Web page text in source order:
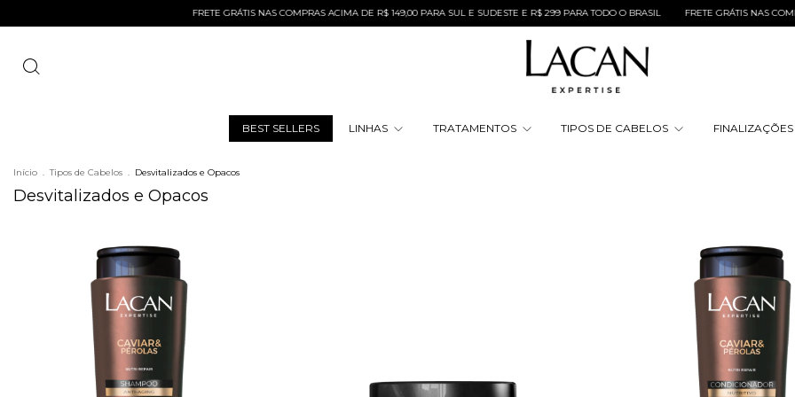
FRETE GRÁTIS NAS COMPRAS ACIMA DE R$ 149,00 PARA SUL E SUDESTE E R$ 299 PARA TODO O BRASIL FRETE GRÁTIS NAS COMPRAS
BEST SELLERS LINHAS TRATAMENTOS TIPOS DE CABELOS FINALIZAÇÕES
Início . Tipos de Cabelos . Desvitalizados e Opacos
Desvitalizados e Opacos